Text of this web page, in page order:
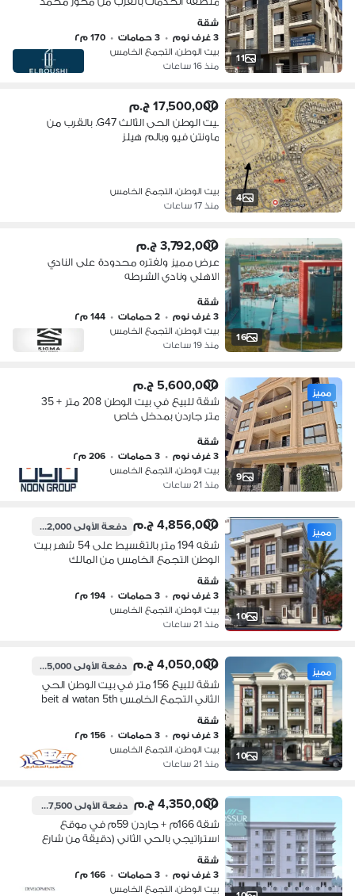
11
بن زايد – بيت الوطن الحي السادس
شقة
3 غرف نوم
• 3 حمامات • 170 م٢
بيت الوطن، التجمع الخامس
منذ 16 ساعات
4
17,500,000 ج.م
بيت الوطن الحى الثالث G47. بالقرب من
ماونتن فيو وبالم هيلز
بيت الوطن، التجمع الخامس
منذ 17 ساعات
16
3,792,000 ج.م
عرض مميز ولفتره محدودة على النادي
الاهلي ونادي الشرطه
شقة
3 غرف نوم
• 2 حمامات • 144 م٢
بيت الوطن، التجمع الخامس
منذ 19 ساعات
9
مميز 5,600,000 ج.م
شقة للبيع في بيت الوطن 208 متر + 35
متر جاردن بمدخل خاص
شقة
3 غرف نوم
• 3 حمامات • 206 م٢
بيت الوطن، التجمع الخامس
منذ 21 ساعات
10
مميز 4,856,000 ج.م دفعة الأولى1,022,000 ج.م
شقه 194 متر بالتقسيط على 54 شهر بيت
الوطن التجمع الخامس من المالك
شقة
3 غرف نوم
• 3 حمامات • 194 م٢
بيت الوطن، التجمع الخامس
منذ 21 ساعات
10
مميز 4,050,000 ج.م دفعة الأولى1,215,000 ج.م
شقة للبيع 156 متر في بيت الوطن الحي
الثاني التجمع الخامس beit al watan 5th
settlement new cairo
شقة
3 غرف نوم
• 3 حمامات • 156 م٢
بيت الوطن، التجمع الخامس
منذ 21 ساعات
4,350,000 ج.م دفعة الأولى1,087,500 ج.م
شقة 166م + جاردن 59م في موقع
استراتيجي بالحي الثاني (دقيقة من شارع
النوادي)
شقة
3 غرف نوم
• 3 حمامات • 166 م٢
بيت الوطن، التجمع الخامس